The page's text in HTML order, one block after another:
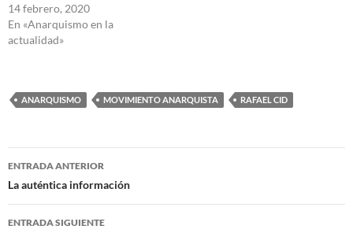
14 febrero, 2020
En «Anarquismo en la
actualidad»
ANARQUISMO MOVIMIENTO ANARQUISTA RAFAEL CID
Navegación
de
entradas
ENTRADA ANTERIOR
La auténtica información
ENTRADA SIGUIENTE